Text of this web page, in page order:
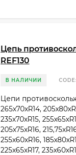
Цепь
REF130
В НАЛИЧИИ CODE:
Цепи
265x70xR14,
235x70xR15,
205x75xR16,
255x60xR16,
225x65xR17,